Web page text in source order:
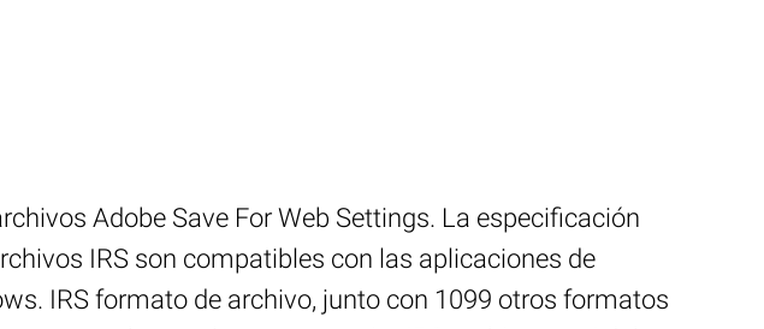
Adobe Save For Web Settings. La especificación
IRS son compatibles con las aplicaciones de
IRS formato de archivo, junto con 1099 otros formatos